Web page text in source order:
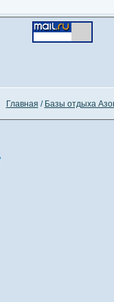
Главная / Базы отдыха